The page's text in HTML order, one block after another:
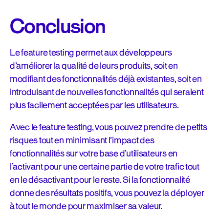
Conclusion
Le feature testing permet aux développeurs
d’améliorer la qualité de leurs produits, soit en
modifiant des fonctionnalités déjà existantes, soit en
introduisant de nouvelles fonctionnalités qui seraient
plus facilement acceptées par les utilisateurs.
Avec le feature testing, vous pouvez prendre de petits
risques tout en minimisant l’impact des
fonctionnalités sur votre base d’utilisateurs en
l’activant pour une certaine partie de votre trafic tout
en le désactivant pour le reste. Si la fonctionnalité
donne des résultats positifs, vous pouvez la déployer
à tout le monde pour maximiser sa valeur.